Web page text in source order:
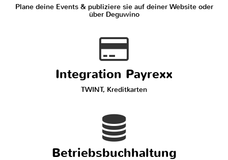
Plane deine Events & publiziere sie auf deiner Website oder
über Deguwino
Integration Payrexx
TWINT, Kreditkarten
Betriebsbuchhaltung